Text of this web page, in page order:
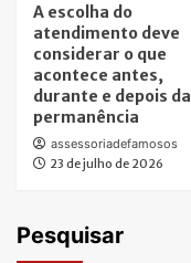
A escolha do
atendimento deve
considerar o que
acontece antes,
durante e depois da
permanência
assessoriadefamosos
23 de julho de 2026
Pesquisar